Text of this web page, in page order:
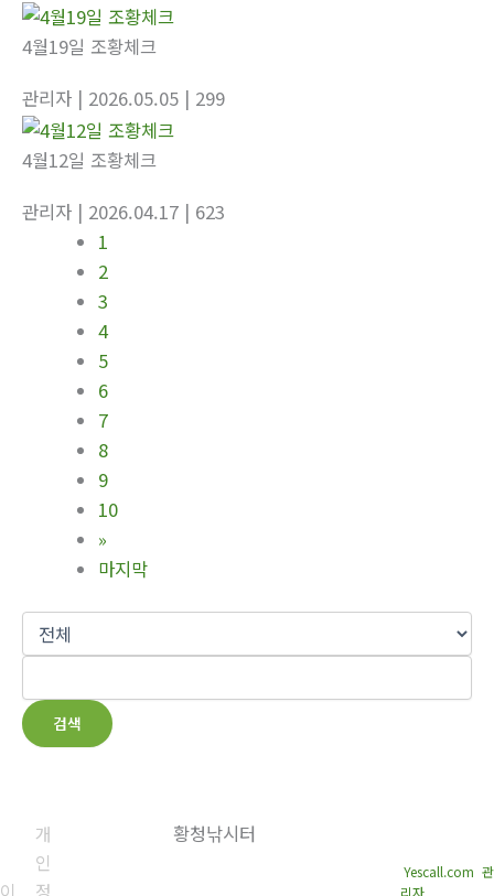
4월19일 조황체크
관리자 | 2026.05.05 | 299
4월12일 조황체크
관리자 | 2026.04.17 | 623
1
2
3
4
5
6
7
8
9
10
»
마지막
검색
개
인
황청낚시터
Yescall.com 관